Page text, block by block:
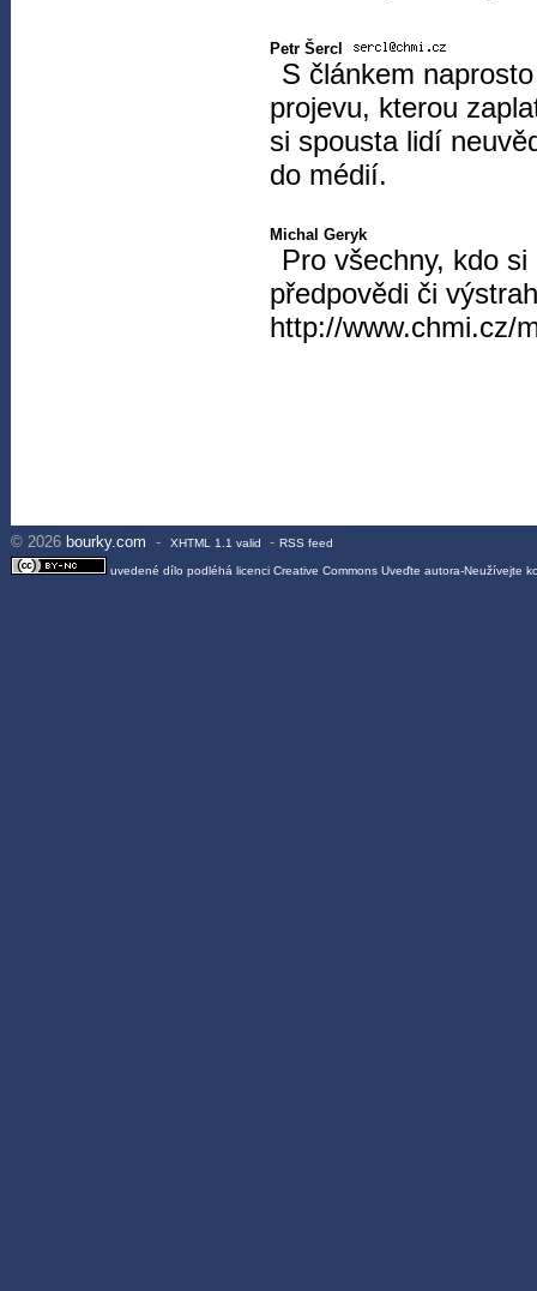
Petr Šercl
S článkem
projevu, kterou
si spousta lidí
do médií.
Michal Geryk
Pro všechny, kdo
předpovědi či
http://www.chmi.cz/
© 2026 bourky.com - XHTML 1.1 valid - RSS feed
uvedené dílo podléhá licenci Creative Commons Uveďte autora-Neužívejte